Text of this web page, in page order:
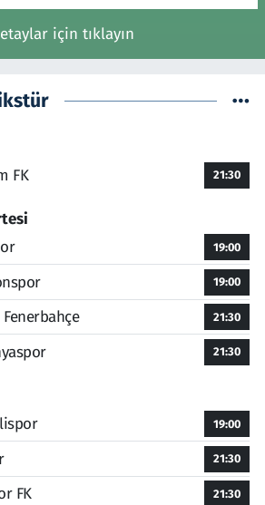
için tıklayın
FK
21:30
19:00
19:00
21:30
21:30
19:00
21:30
FK 21:30